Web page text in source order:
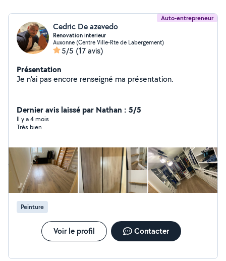
Auto-entrepreneur
Cedric De azevedo
Renovation interieur
Auxonne (Centre Ville-Rte de Labergement)
5/5 (17 avis)
Présentation
Je n'ai pas encore renseigné ma présentation.
Dernier avis laissé par Nathan : 5/5
Il y a 4 mois
Très bien
Peinture
Voir le profil Contacter